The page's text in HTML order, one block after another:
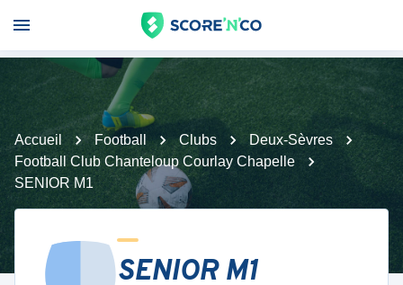
Accueil Football Clubs
Deux-Sèvres
Football Club Chanteloup Courlay Chapelle
SENIOR M1
SENIOR M1